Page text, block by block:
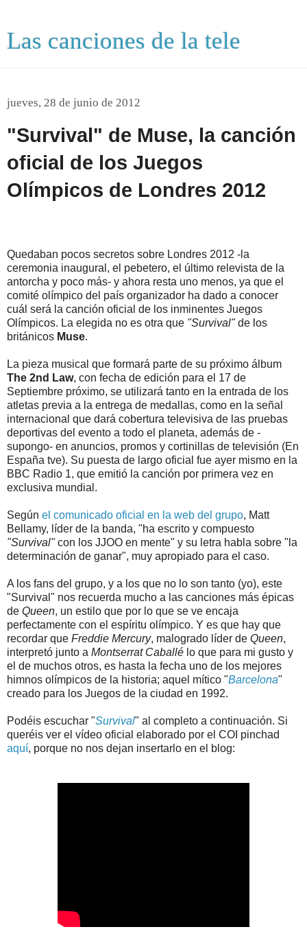
Las canciones de la tele
jueves, 28 de junio de 2012
"Survival" de Muse, la canción
oficial de los Juegos
Olímpicos de Londres 2012
Quedaban pocos secretos sobre Londres 2012 -la
ceremonia inaugural, el pebetero, el último relevista de la
antorcha y poco más- y ahora resta uno menos, ya que el
comité olímpico del país organizador ha dado a conocer
cuál será la canción oficial de los inminentes Juegos
Olímpicos. La elegida no es otra que "Survival"de los
británicos Muse.
La pieza musical que formará parte de su próximo álbum
The 2nd Law, con fecha de edición para el 17 de
Septiembre próximo, se utilizará tanto en la entrada de los
atletas previa a la entrega de medallas, como en la señal
internacional que dará cobertura televisiva de las pruebas
deportivas del evento a todo el planeta, además de -
supongo- en anuncios, promos y cortinillas de televisión (En
España tve). Su puesta de largo oficial fue ayer mismo en la
BBC Radio 1, que emitió la canción por primera vez en
exclusiva mundial.
Según el comunicado oficial en la web del grupo, Matt
Bellamy, líder de la banda, "ha escrito y compuesto
"Survival"con los JJOO en mente" y su letra habla sobre "la
determinación de ganar", muy apropiado para el caso.
A los fans del grupo, y a los que no lo son tanto (yo), este
"Survival" nos recuerda mucho a las canciones más épicas
de Queen, un estilo que por lo que se ve encaja
perfectamente con el espíritu olímpico. Y es que hay que
recordar que Freddie Mercury, malogrado líder de Queen,
interpretó junto a Montserrat Caballé lo que para mi gusto y
el de muchos otros, es hasta la fecha uno de los mejores
himnos olímpicos de la historia; aquel mítico "Barcelona"
creado para los Juegos de la ciudad en 1992.
Podéis escuchar "Survival" al completo a continuación. Si
queréis ver el vídeo oficial elaborado por el COI pinchad
aquí, porque no nos dejan insertarlo en el blog: